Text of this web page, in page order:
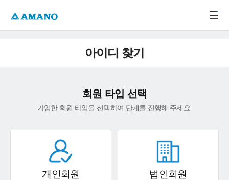
아이디 찾기
회원 타입 선택
가입한 회원 타입을 선택하여 단계를 진행해 주세요.
개인회원 법인회원